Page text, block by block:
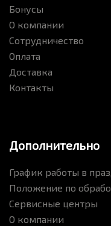
Бонусы
О компании
Сотрудничество
Оплата
Доставка
Контакты
Дополнительно
График работы в
Положение по
Сервисные центры
О компании